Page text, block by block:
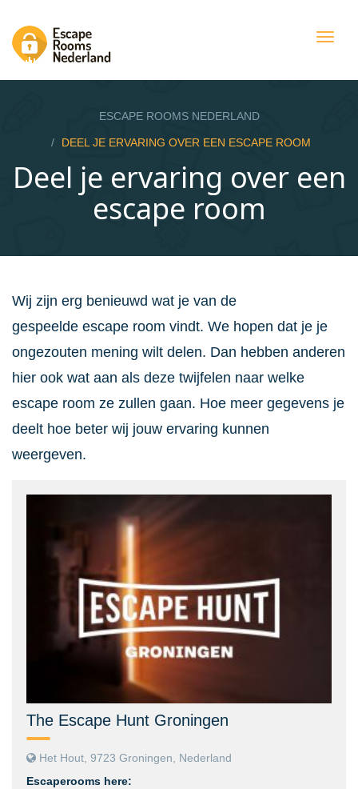
ESCAPE ROOMS NEDERLAND
DEEL JE ERVARING OVER EEN ESCAPE ROOM
Deel je ervaring over een
escape room
Wij zijn erg benieuwd wat je van de
gespeelde escape room vindt. We hopen dat je je
ongezouten mening wilt delen. Dan hebben anderen
hier ook wat aan als deze twijfelen naar welke
escape room ze zullen gaan. Hoe meer gegevens je
deelt hoe beter wij jouw ervaring kunnen
weergeven.
The Escape Hunt Groningen
Het Hout, 9723 Groningen, Nederland
Escaperooms here: